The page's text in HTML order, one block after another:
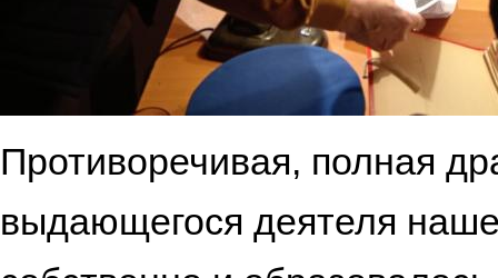
Противоречивая, полная
выдающегося деятеля